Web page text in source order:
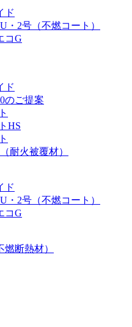
ド
・2号（不燃コート）
コG
ド
のご提案
HS
耐火被覆材）
ド
・2号（不燃コート）
コG
断熱材）